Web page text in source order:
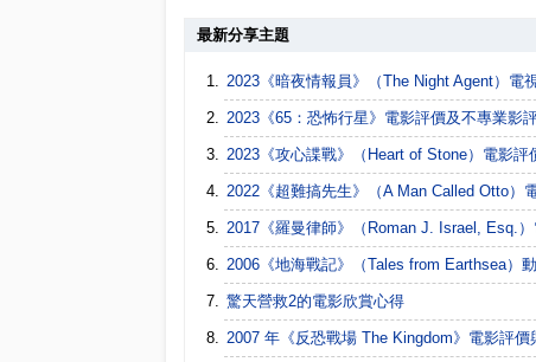
最新分享主題
2023《暗夜情報員》（The Night Agent）電
2023《65：恐怖行星》電影評價及不專業影
2023《攻心諜戰》（Heart of Stone）電影評
2022《超難搞先生》（A Man Called Otto）
2017《羅曼律師》（Roman J. Israel, Esq.
2006《地海戰記》（Tales from Earthsea）
驚天營救2的電影欣賞心得
2007 年《反恐戰場 The Kingdom》電影評價